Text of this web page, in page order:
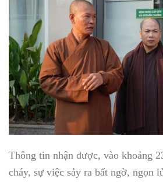
Thông tin nhận được, vào khoảng
cháy, sự việc sảy ra bất ngờ, ngọn